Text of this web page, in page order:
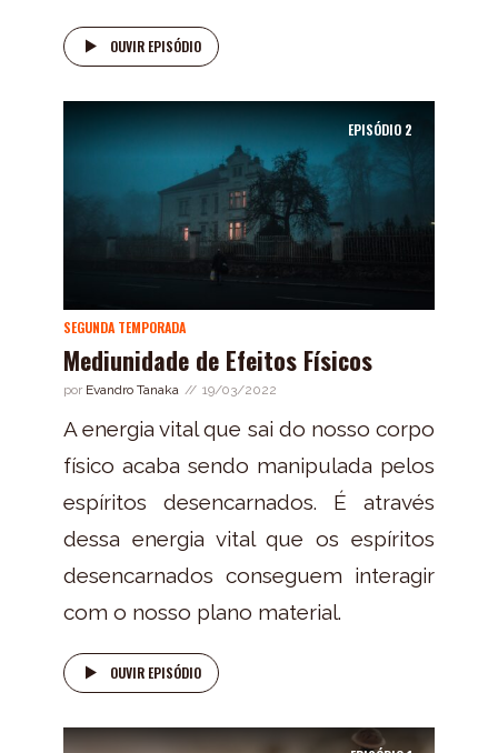
OUVIR EPISÓDIO
EPISÓDIO 2
SEGUNDA TEMPORADA
Mediunidade de Efeitos Físicos
por Evandro Tanaka 19/03/2022
A energia vital que sai do nosso corpo
físico acaba sendo manipulada pelos
espíritos desencarnados. É através
dessa energia vital que os espíritos
desencarnados conseguem interagir
com o nosso plano material.
OUVIR EPISÓDIO